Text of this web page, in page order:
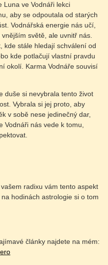
Luna ve Vodnáři lekci
aby se odpoutala od starých
Vodnářská energie nás učí,
světě, ale uvnitř nás.
kde stále hledají schválení od
kde potlačují vlastní pravdu
okolí. Karma Vodnáře souvisí
duše si nevybrala tento život
Vybrala si jej proto, aby
v sobě nese jedinečný dar,
Vodnáři nás vede k tomu,
radixu vám tento aspekt
hodinách astrologie si o tom
články najdete na mém: